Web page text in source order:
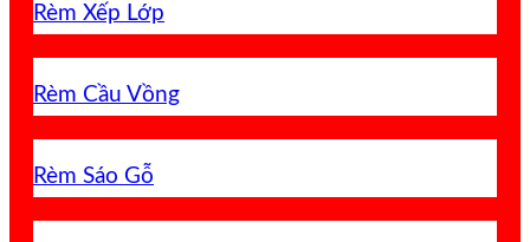
Rèm Xếp Lớp
Rèm Cầu Vồng
Rèm Sáo Gỗ